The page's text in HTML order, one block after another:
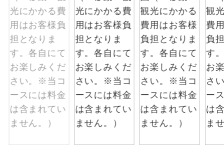
大浴場 ご宿泊ホテルに大浴場が付いています。
全食事付き
全てのお食事が付いていますので、お食
事の心配はいりません。（機内食を除
く）
お部屋食
お部屋にてゆっくりとお召し上がりいた
だけます。
トラベルイヤ
周りの音を気にせず、ガイドさんの説明
をじっくり聞くことができます。
1名様催行
1名様から出発可能な個人型プランで
ウェブ限定コースとなりますので、コールセ
ンター及びカウンターでのお申し込みはでき
ません。